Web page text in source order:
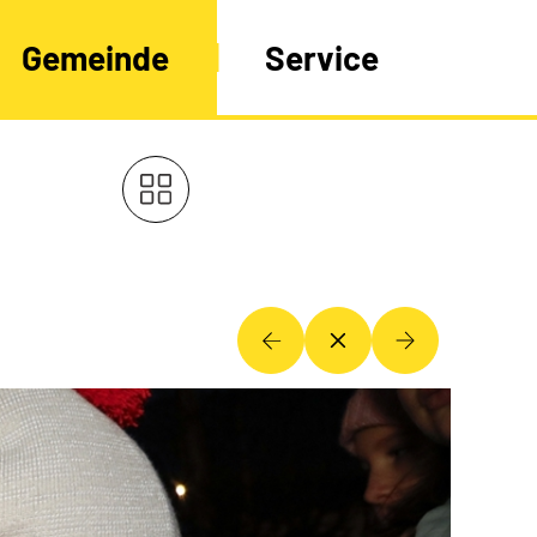
Gemeinde Service